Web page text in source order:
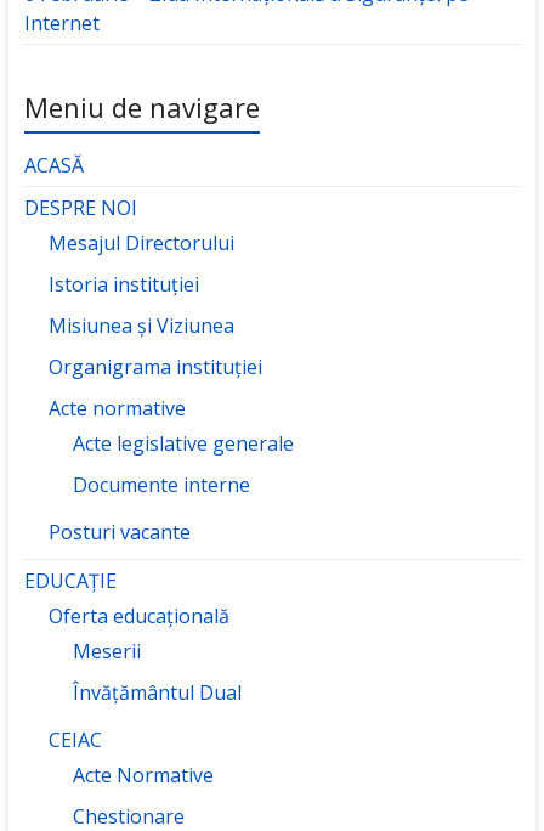
Internet
Meniu de navigare
ACASĂ
DESPRE NOI
Mesajul Directorului
Istoria instituției
Misiunea și Viziunea
Organigrama instituției
Acte normative
Acte legislative generale
Documente interne
Posturi vacante
EDUCAȚIE
Oferta educațională
Meserii
Învățământul Dual
CEIAC
Acte Normative
Chestionare